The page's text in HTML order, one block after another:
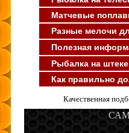
Матчевые
Разные мелочи
Полезная
Рыбалка на
Как правильно
Качественная